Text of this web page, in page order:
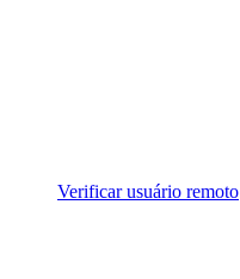
Verificar usuário remoto